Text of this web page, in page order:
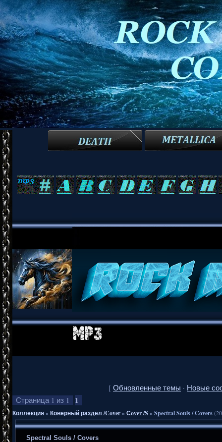
[ Обновленные темы · Новые
Страница 1 из 1 1
Коллекция»Коверный раздел /Cover»Сover /S »Spectral Souls / Covers
Spectral Souls / Covers